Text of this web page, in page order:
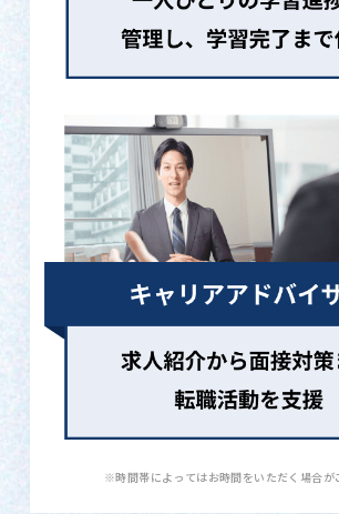
※時間帯によってはお時間をいただく場合が